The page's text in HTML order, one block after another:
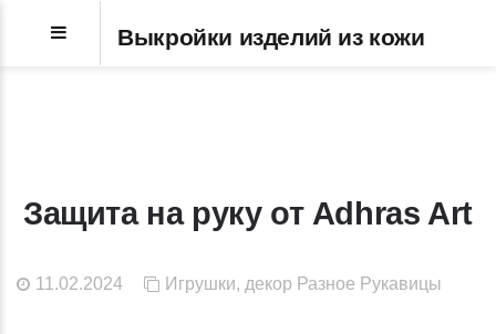
Выкройки изделий из кожи
Защита на руку от Adhras Art
11.02.2024 Игрушки, декор Разное Рукавицы